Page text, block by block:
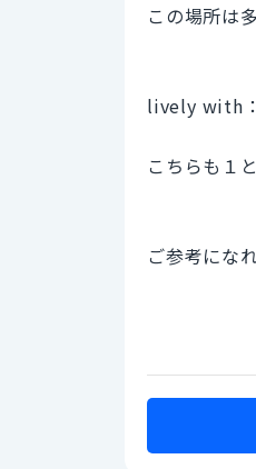
この場所は
lively with
こちらも１
ご参考にな